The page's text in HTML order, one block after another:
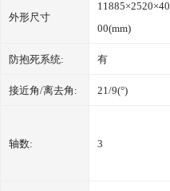
外形尺寸
11885×2520×40
00(mm)
防抱死系统: 有
接近角/离去角: 21/9(°)
轴数: 3